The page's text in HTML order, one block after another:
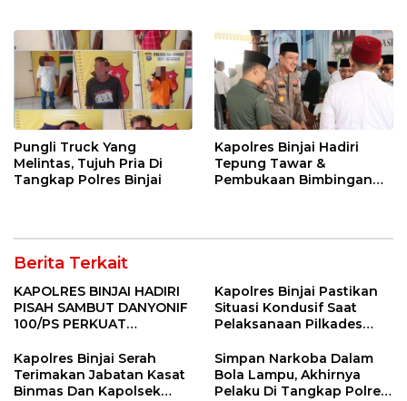
Pungli Truck Yang
Melintas, Tujuh Pria Di
Tangkap Polres Binjai
Kapolres Binjai Hadiri
Tepung Tawar &
Pembukaan Bimbingan
Berita Terkait
KAPOLRES BINJAI HADIRI
PISAH SAMBUT DANYONIF
100/PS PERKUAT
Kapolres Binjai Pastikan
Situasi Kondusif Saat
Pelaksanaan Pilkades
Kapolres Binjai Serah
Terimakan Jabatan Kasat
Binmas Dan Kapolsek
Simpan Narkoba Dalam
Bola Lampu, Akhirnya
Pelaku Di Tangkap Polres